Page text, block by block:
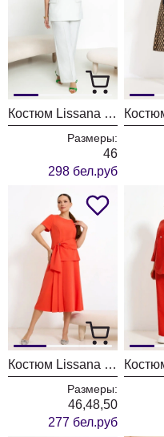
Костюм Lissana 4869/1
Размеры:
46
298 бел.руб
Костюм Lissana 4904
Размеры:
46,48,50
277 бел.руб